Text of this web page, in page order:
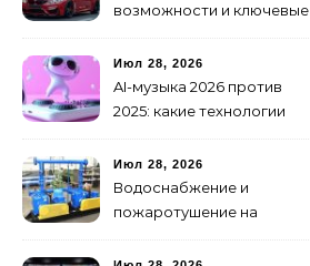
возможности и ключевые
транспортных средств
Июл 28, 2026
AI-музыка 2026 против
2025: какие технологии
создание клипов
изменилось навсегда
Июл 28, 2026
Водоснабжение и
пожаротушение на
оборудование